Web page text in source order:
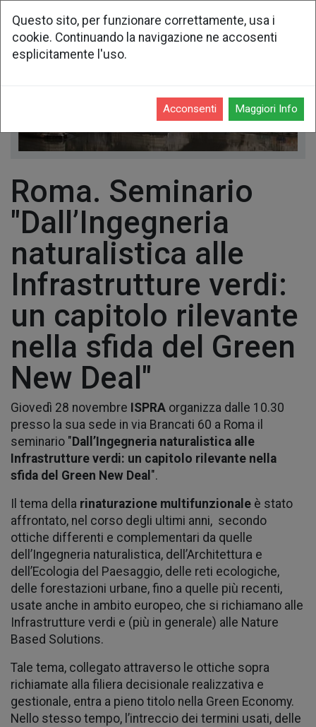
Roma. Seminario
"Dall’Ingegneria
naturalistica alle
Infrastrutture verdi:
un capitolo rilevante
nella sfida del Green
New Deal"
Giovedì 28 novembre ISPRA organizza dalle 10.30
presso la sua sede in via Brancati 60 a Roma il
seminario "Dall’Ingegneria naturalistica alle
Infrastrutture verdi: un capitolo rilevante nella
sfida del Green New Deal ".
Il tema della rinaturazione multifunzionale è stato
affrontato, nel corso degli ultimi anni, secondo
ottiche differenti e complementari da quelle
dell’Ingegneria naturalistica, dell’Architettura e
dell’Ecologia del Paesaggio, delle reti ecologiche,
delle forestazioni urbane, fino a quelle più recenti,
usate anche in ambito europeo, che si richiamano alle
Infrastrutture verdi e (più in generale) alle Nature
Based Solutions.
Tale tema, collegato attraverso le ottiche sopra
richiamate alla filiera decisionale realizzativa e
gestionale, entra a pieno titolo nella Green Economy.
Nello stesso tempo, l’intreccio dei termini usati, delle
Questo sito, per funzionare correttamente, usa i
cookie. Continuando la navigazione ne accosenti
esplicitamente l'uso.
Acconsenti Maggiori Info